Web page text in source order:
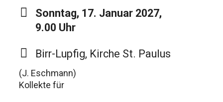
Sonntag, 17. Januar 2027,
9.00 Uhr
Birr-Lupfig, Kirche St. Paulus
(J. Eschmann)
Kollekte für